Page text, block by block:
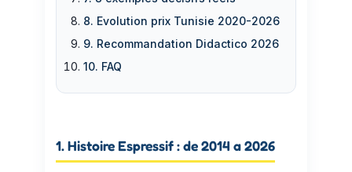
8. Evolution prix Tunisie 2020-2026
9. Recommandation Didactico 2026
10. FAQ
1. Histoire Espressif : de 2014 a 2026